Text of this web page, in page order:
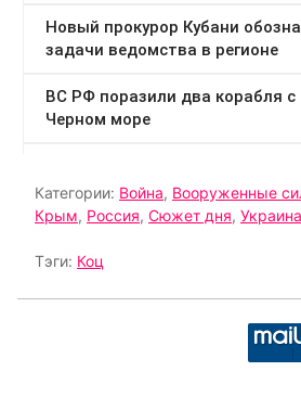
Категории: Война, Вооруженные
Крым, Россия, Сюжет дня, Украина
Тэги: Коц